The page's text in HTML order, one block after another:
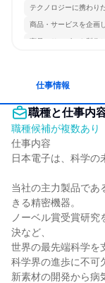
テクノロジーに携わり
商品・サービスを企画
商品・サービスを製作し
仕事情報
職種と仕事内
職種候補が複数あり
仕事内容
日本電子は、科学の
当社の主力製品であ
きる精密機器。
ノーベル賞受賞研
決など、
世界の最先端科学を
科学界の進歩に不可
新素材の開発から病